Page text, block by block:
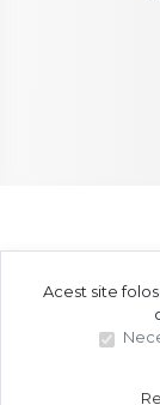
Acest site